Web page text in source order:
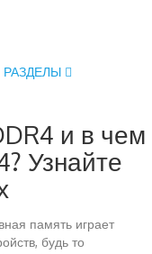
РАЗДЕЛЫ
и в чем
Узнайте
память играет
будь то